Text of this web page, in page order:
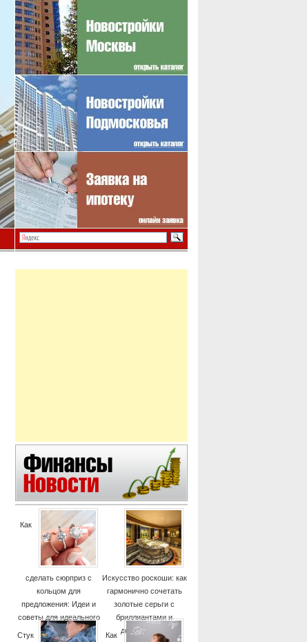
Как
сделать сюрприз с
кольцом для
предложения: Идеи и
советы для идеального
момента
Искусство роскоши: как
гармонично сочетать
золотые серьги с
бриллиантами и
дорогие часы
Стук
Как